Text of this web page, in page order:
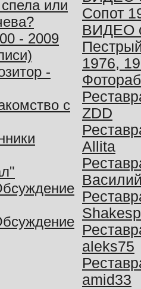
или
- 2009
-
с
Сопот
ВИДЕО
1976,
ZDD
Allita
aleks75
amid33